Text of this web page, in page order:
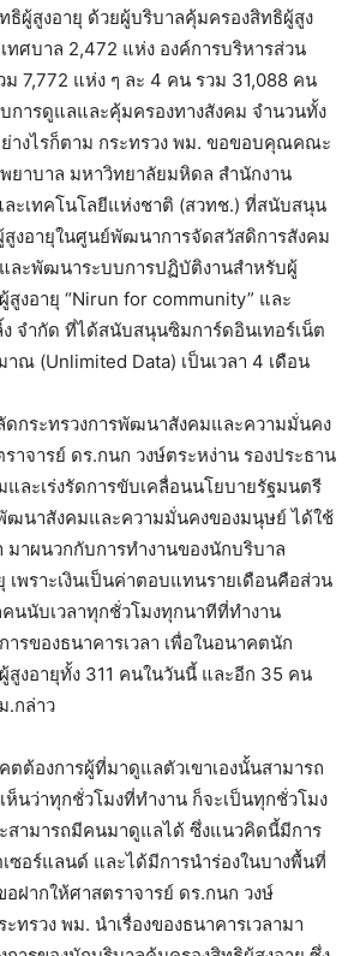
ธิผู้สูงอายุ ด้วยผู้บริบาลคุ้มครองสิทธิผู้สูง
ทศบาล 2,472 แห่ง องค์การบริหารส่วน
7,772 แห่ง ๆ ละ 4 คน รวม 31,088 คน
การดูแลและคุ้มครองทางสังคม จำนวนทั้ง
างไรก็ตาม กระทรวง พม. ขอขอบคุณคณะ
ยาบาล มหาวิทยาลัยมหิดล สำนักงาน
ะเทคโนโลยีแห่งชาติ (สวทช.) ที่สนับสนุน
งอายุในศูนย์พัฒนาการจัดสวัสดิการสังคม
และพัฒนาระบบการปฏิบัติงานสำหรับผู้
งอายุ “Nirun for community” และ
จํากัด ที่ได้สนับสนุนซิมการ์ดอินเทอร์เน็ต
ณ (Unlimited Data) เป็นเวลา 4 เดือน
ดกระทรวงการพัฒนาสังคมและความมั่นคง
าจารย์ ดร.กนก วงษ์ตระหง่าน รองประธาน
ละเร่งรัดการขับเคลื่อนนโยบายรัฐมนตรี
พัฒนาสังคมและความมั่นคงของมนุษย์ ได้ใช้
มาผนวกกับการทำงานของนักบริบาล
เพราะเงินเป็นค่าตอบแทนรายเดือนคือส่วน
นนับเวลาทุกชั่วโมงทุกนาทีที่ทำงาน
ารของธนาคารเวลา เพื่อในอนาคตนัก
งอายุทั้ง 311 คนในวันนี้ และอีก 35 คน
.กล่าว
ตต้องการผู้ที่มาดูแลตัวเขาเองนั้นสามารถ
ห็นว่าทุกชั่วโมงที่ทำงาน ก็จะเป็นทุกชั่วโมง
สามารถมีคนมาดูแลได้ ซึ่งแนวคิดนี้มีการ
ซอร์แลนด์ และได้มีการนำร่องในบางพื้นที่
อฝากให้ศาสตราจารย์ ดร.กนก วงษ์
ทรวง พม. นำเรื่องของธนาคารเวลามา